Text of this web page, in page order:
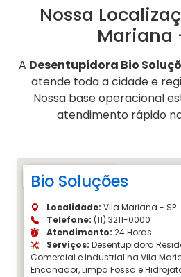
Nossa
Mariana
A Desentupidora Bio
atende toda a cidade e
Nossa base operacional
atendimento rápido
Bio Soluções
Localidade: Vila Mariana - SP
Telefone: (11) 3211-0000
Atendimento: 24 Horas
Serviços: Desentupidora
Comercial e Industrial na Vila
Encanador, Limpa Fossa e